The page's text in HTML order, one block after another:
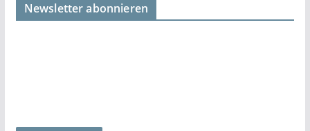
Newsletter abonnieren